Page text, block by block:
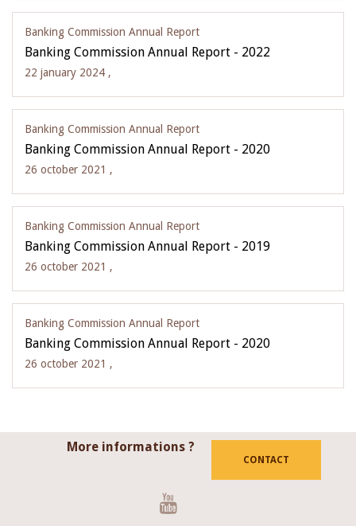
Banking Commission Annual Report
Banking Commission Annual Report - 2022
22 january 2024 ,
Banking Commission Annual Report
Banking Commission Annual Report - 2020
26 october 2021 ,
Banking Commission Annual Report
Banking Commission Annual Report - 2019
26 october 2021 ,
Banking Commission Annual Report
Banking Commission Annual Report - 2020
26 october 2021 ,
More informations ?
CONTACT